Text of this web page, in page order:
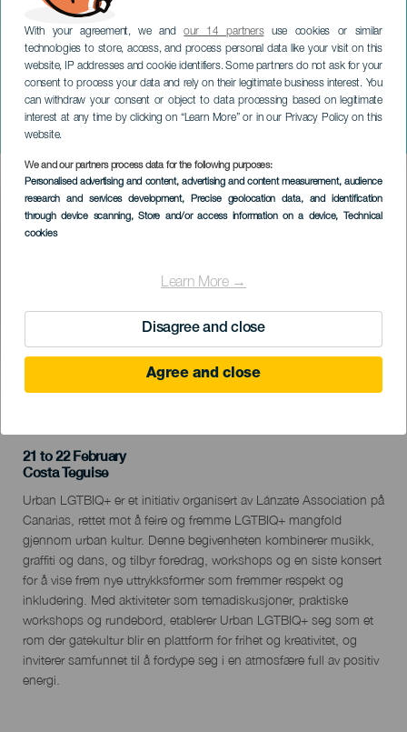
With your agreement, we andour 14 partnersuse cookies or similar
technologies to store, access, and process personal data like your visit on this
website, IP addresses and cookie identifiers. Some partners do not ask for your
consent to process your data and rely on their legitimate business interest. You
can withdraw your consent or object to data processing based on legitimate
interest at any time by clicking on “Learn More” or in our Privacy Policy on this
website.
We and our partners process data for the following purposes:
Personalised advertising and content, advertising and content measurement, audience
research and services development, Precise geolocation data, and identification
through device scanning, Store and/or access information on a device, Technical
cookies
Learn More →
Disagree and close
Agree and close
Urban LGTBIQ+
LANZAROTE
Imagen
Listado
21 to 22 February
Localidad
Costa Teguise
Descripción
del
evento
Urban LGTBIQ+ er et initiativ organisert av Lánzate Association på
Canarias, rettet mot å feire og fremme LGTBIQ+ mangfold
gjennom urban kultur. Denne begivenheten kombinerer musikk,
graffiti og dans, og tilbyr foredrag, workshops og en siste konsert
for å vise frem nye uttrykksformer som fremmer respekt og
inkludering. Med aktiviteter som temadiskusjoner, praktiske
workshops og rundebord, etablerer Urban LGTBIQ+ seg som et
rom der gatekultur blir en plattform for frihet og kreativitet, og
inviterer samfunnet til å fordype seg i en atmosfære full av positiv
energi.